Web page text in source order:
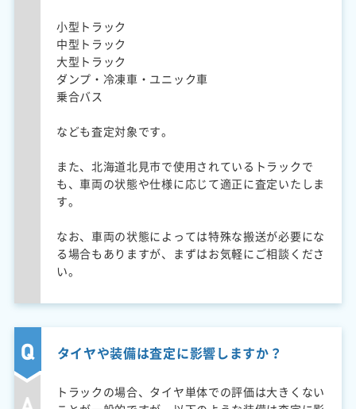
小型トラック
中型トラック
大型トラック
ダンプ・冷凍車・ユニック車
乗合バス
なども査定対象です。
また、北海道北見市で使用されているトラックで
も、車両の状態や仕様に応じて適正に査定いたしま
す。
なお、車両の状態によっては特殊な搬送が必要にな
る場合もありますが、まずはお気軽にご相談くださ
い。
タイヤや装備は査定に影響しますか？
トラックの場合、タイヤ単体での評価は大きくない